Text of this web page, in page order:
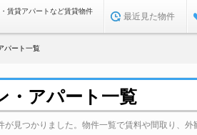
賃貸アパートなど賃貸物件
最近見た物件
パート一覧
・アパート一覧
見つかりました。物件一覧で賃料や間取り、外